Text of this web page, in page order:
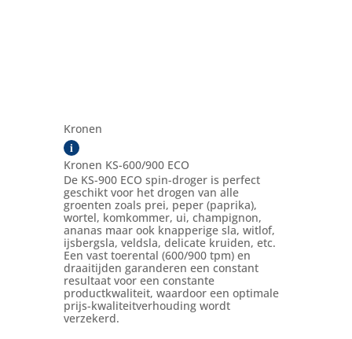
Kronen
i
Kronen KS-600/900 ECO
De KS-900 ECO spin-droger is perfect
geschikt voor het drogen van alle
groenten zoals prei, peper (paprika),
wortel, komkommer, ui, champignon,
ananas maar ook knapperige sla, witlof,
ijsbergsla, veldsla, delicate kruiden, etc.
Een vast toerental (600/900 tpm) en
draaitijden garanderen een constant
resultaat voor een constante
productkwaliteit, waardoor een optimale
prijs-kwaliteitverhouding wordt
verzekerd.